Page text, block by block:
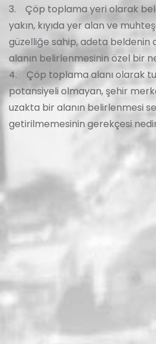
3. Çöp toplama yeri olarak
yakın, kıyıda yer alan ve
güzelliğe sahip, adeta beldenin
alanın belirlenmesinin özel bir
4. Çöp toplama alanı olarak
potansiyeli olmayan, şehir
uzakta bir alanın belirlenmesi
getirilmemesinin gerekçesi